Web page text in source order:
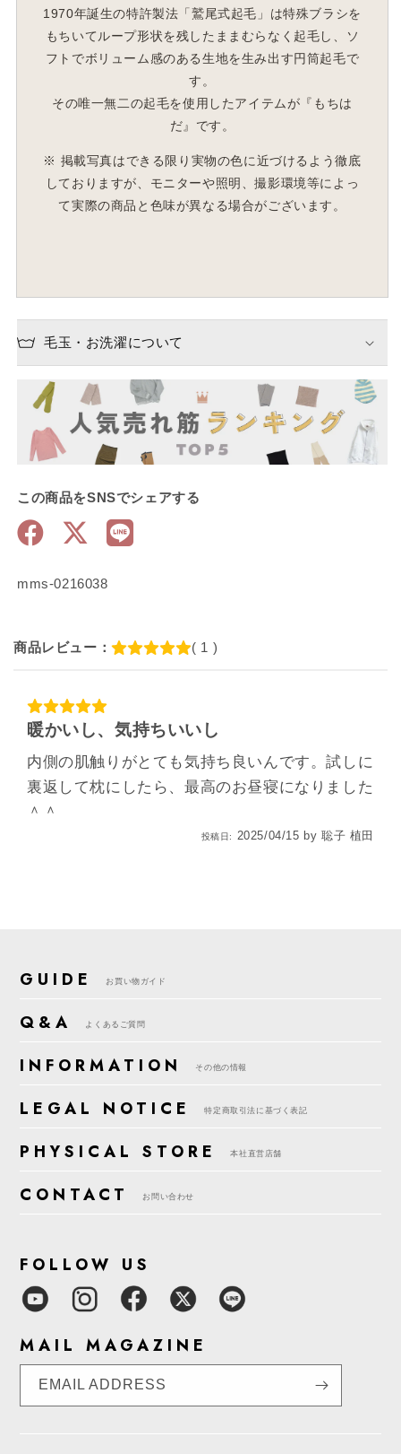
1970年誕生の特許製法「鷲尾式起毛」は特殊ブラシを
もちいてループ形状を残したままむらなく起毛し、ソ
フトでボリューム感のある生地を生み出す円筒起毛で
す。
その唯一無二の起毛を使用したアイテムが『もちは
だ』です。
※ 掲載写真はできる限り実物の色に近づけるよう徹底
しておりますが、モニターや照明、撮影環境等によっ
て実際の商品と色味が異なる場合がございます。
毛玉・お洗濯について
この商品をSNSでシェアする
SKU:
mms-0216038
商品レビュー： ( 1 )
暖かいし、気持ちいいし
内側の肌触りがとても気持ち良いんです。試しに
裏返して枕にしたら、最高のお昼寝になりました
＾＾
投稿日: 2025/04/15 by 聡子 植田
GUIDE お買い物ガイド
Q&A よくあるご質問
INFORMATION その他の情報
LEGAL NOTICE 特定商取引法に基づく表記
PHYSICAL STORE 本社直営店舗
CONTACT お問い合わせ
FOLLOW US
MAIL MAGAZINE
EMAIL ADDRESS